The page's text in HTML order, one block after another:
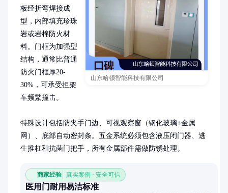
山东哈顿智能科技有限公司
板经折弯焊接成
型，内部填充珍珠
岩或岩棉防火材
料。门框为加强型
结构，通常比普通
防火门框厚20-
30%，可承受担架
车频繁撞击。
特殊设计包括防夹手门边、可视观察窗（钢化玻璃+金属
网）、底部自动密封条。五金系统必须包含液压闭门器、逃
生推杠和抗菌门把手，所有金属部件需做防锈处理。
商家经验 真实案例 · 安全可信
医用门耐用易洁标准